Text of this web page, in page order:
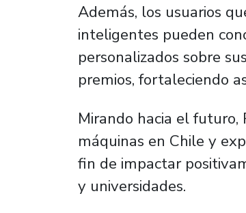
Además, los usuarios
inteligentes pueden
personalizados sobre
premios, fortaleciendo
Mirando hacia el futuro,
máquinas en Chile y
fin de impactar
y universidades.